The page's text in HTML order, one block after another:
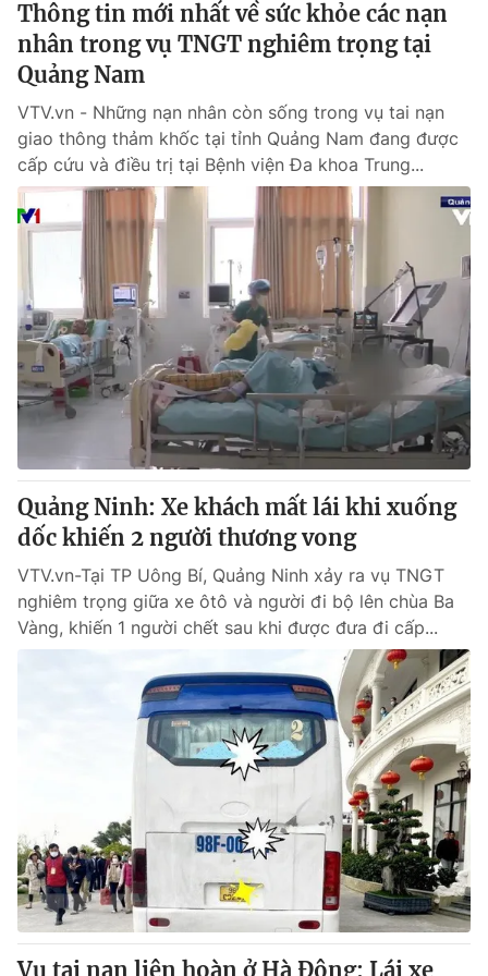
® Cấm sao chép dưới mọi hình thức nếu không có sự chấp
thuận bằng văn bản. Ghi rõ nguồn VTV.vn khi phát hành lại
thông tin từ website này.
Thông tin mới nhất về sức khỏe các nạn
nhân trong vụ TNGT nghiêm trọng tại
Quảng Nam
VTV.vn - Những nạn nhân còn sống trong vụ tai nạn
giao thông thảm khốc tại tỉnh Quảng Nam đang được
cấp cứu và điều trị tại Bệnh viện Đa khoa Trung...
Quảng Ninh: Xe khách mất lái khi xuống
dốc khiến 2 người thương vong
VTV.vn-Tại TP Uông Bí, Quảng Ninh xảy ra vụ TNGT
nghiêm trọng giữa xe ôtô và người đi bộ lên chùa Ba
Vàng, khiến 1 người chết sau khi được đưa đi cấp...
Vụ tai nạn liên hoàn ở Hà Đông: Lái xe